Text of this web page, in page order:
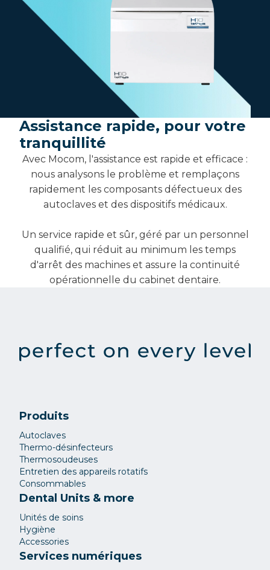
Assistance rapide, pour votre
tranquillité
Avec Mocom, l'assistance est rapide et efficace :
nous analysons le problème et remplaçons
rapidement les composants défectueux des
autoclaves et des dispositifs médicaux.
Un service rapide et sûr, géré par un personnel
qualifié, qui réduit au minimum les temps
d'arrêt des machines et assure la continuité
opérationnelle du cabinet dentaire.
Produits
Autoclaves
Thermo-désinfecteurs
Thermosoudeuses
Entretien des appareils rotatifs
Consommables
Dental Units & more
Unités de soins
Hygiène
Accessories
Services numériques